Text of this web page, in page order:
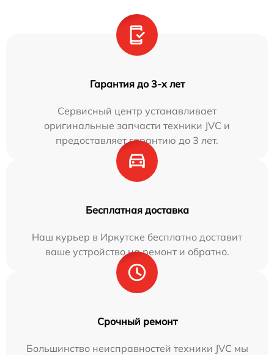
Гарантия до 3-х лет
Сервисный центр устанавливает
оригинальные запчасти техники JVC и
предоставляет гарантию до 3 лет.
Бесплатная доставка
Наш курьер в Иркутске бесплатно доставит
ваше устройство на ремонт и обратно.
Срочный ремонт
Большинство неисправностей техники JVC мы